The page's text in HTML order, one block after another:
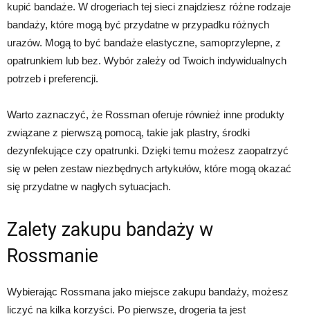
kupić bandaże. W drogeriach tej sieci znajdziesz różne rodzaje
bandaży, które mogą być przydatne w przypadku różnych
urazów. Mogą to być bandaże elastyczne, samoprzylepne, z
opatrunkiem lub bez. Wybór zależy od Twoich indywidualnych
potrzeb i preferencji.
Warto zaznaczyć, że Rossman oferuje również inne produkty
związane z pierwszą pomocą, takie jak plastry, środki
dezynfekujące czy opatrunki. Dzięki temu możesz zaopatrzyć
się w pełen zestaw niezbędnych artykułów, które mogą okazać
się przydatne w nagłych sytuacjach.
Zalety zakupu bandaży w
Rossmanie
Wybierając Rossmana jako miejsce zakupu bandaży, możesz
liczyć na kilka korzyści. Po pierwsze, drogeria ta jest